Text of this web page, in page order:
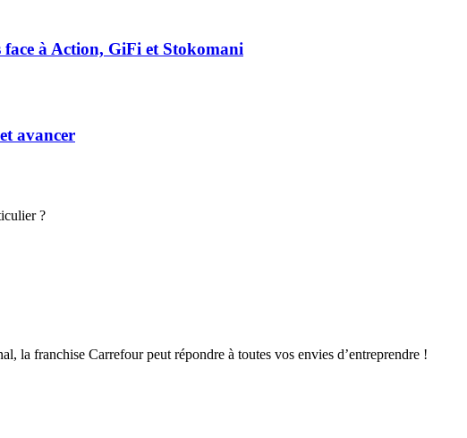
à Action, GiFi et Stokomani
avancer
?
la franchise Carrefour peut répondre à toutes vos envies d’entreprendre !